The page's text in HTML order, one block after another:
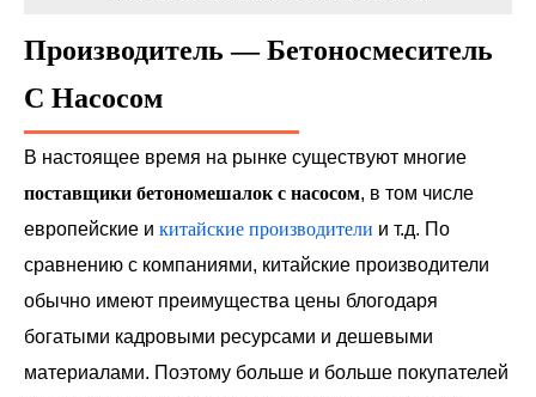
Производитель — Бетоносмеситель
С Насосом
В настоящее время на рынке существуют многие
поставщики бетономешалок с насосом, в том числе
европейские и китайские производители и т.д. По
сравнению с компаниями, китайские производители
обычно имеют преимущества цены блогодаря
богатыми кадровыми ресурсами и дешевыми
материалами. Поэтому больше и больше покупателей